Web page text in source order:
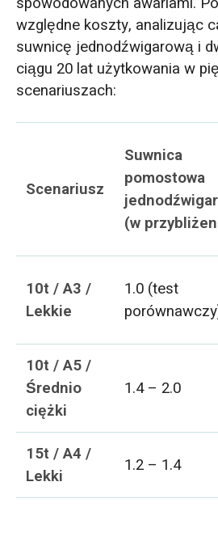
względne koszty, analizując
suwnicę jednodźwigarową i
ciągu 20 lat użytkowania w
scenariuszach:
Scenariusz
Suwnica
pomostowa
(w
10t / A3 /
Lekkie
1.0 (test
10t / A5 /
Średnio
ciężki
1.4 – 2.0
15t / A4 /
Lekki
1.2 – 1.4